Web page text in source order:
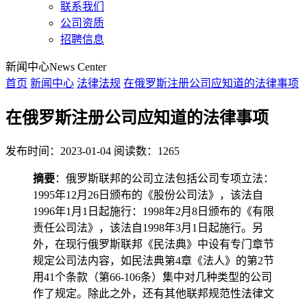
联系我们
公司资质
招聘信息
新闻中心News Center
首页 新闻中心 法律法规 在俄罗斯注册公司应知道的法律事项
在俄罗斯注册公司应知道的法律事项
发布时间：2023-01-04 阅读数：1265
摘要：俄罗斯联邦的公司立法包括公司专项立法：
1995年12月26日颁布的《股份公司法》，该法自
1996年1月1日起施行：1998年2月8日颁布的《有限
责任公司法》，该法自1998年3月1日起施行。另
外，在现行俄罗斯联邦《民法典》中设有专门章节
规定公司法内容，如民法典第4章《法人》的第2节
用41个条款（第66-106条）集中对几种类型的公司
作了规定。除此之外，还有其他联邦规范性法律文